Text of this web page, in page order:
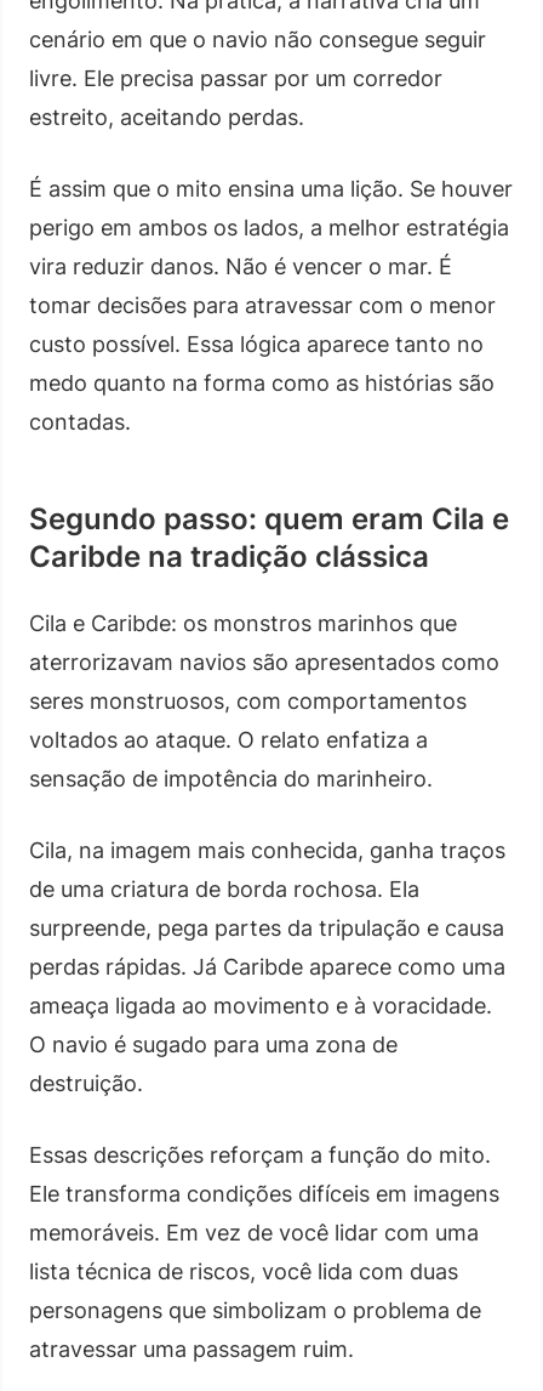
cenário em que o navio não consegue seguir
livre. Ele precisa passar por um corredor
estreito, aceitando perdas.
É assim que o mito ensina uma lição. Se houver
perigo em ambos os lados, a melhor estratégia
vira reduzir danos. Não é vencer o mar. É
tomar decisões para atravessar com o menor
custo possível. Essa lógica aparece tanto no
medo quanto na forma como as histórias são
contadas.
Segundo passo: quem eram Cila e
Caribde na tradição clássica
Cila e Caribde: os monstros marinhos que
aterrorizavam navios são apresentados como
seres monstruosos, com comportamentos
voltados ao ataque. O relato enfatiza a
sensação de impotência do marinheiro.
Cila, na imagem mais conhecida, ganha traços
de uma criatura de borda rochosa. Ela
surpreende, pega partes da tripulação e causa
perdas rápidas. Já Caribde aparece como uma
ameaça ligada ao movimento e à voracidade.
O navio é sugado para uma zona de
destruição.
Essas descrições reforçam a função do mito.
Ele transforma condições difíceis em imagens
memoráveis. Em vez de você lidar com uma
lista técnica de riscos, você lida com duas
personagens que simbolizam o problema de
atravessar uma passagem ruim.